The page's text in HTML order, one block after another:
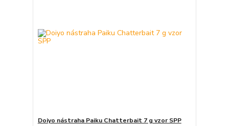
Doiyo nástraha Paiku Chatterbait 7 g vzor SPP